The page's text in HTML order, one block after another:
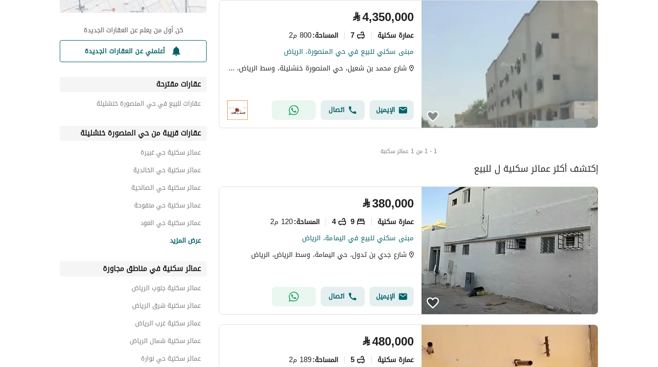
⃁4,350,000
عمارة سكنية 7 المساحة:800 م2
مبنى سكني للبيع في حي المنصورة، الرياض
شارع محمد بن شعيل، حي المنصورة خنشليلة، وسط الرياض، الرياض
الإيميل اتصال
1 - 1 من 1 عمائر سكنية
إكتشف أكثر عمائر سكنية ل للبيع
⃁380,000
عمارة سكنية 9
4 المساحة:120 م2
مبنى سكني للبيع في اليمامة، الرياض
شارع جدي بن تدول، حي اليمامة، وسط الرياض، الرياض
الإيميل اتصال
⃁480,000
عمارة سكنية 5 المساحة:189 م2
كن أول من يعلم عن العقارات الجديدة
أعلمني عن العقارات الجديدة
عقارات مقترحة
عقارات للبيع في حي المنصورة خنشليلة
عقارات قريبة من حي المنصورة خنشليلة
عمائر سكنية حي غبيرة
عمائر سكنية حي الخالدية
عمائر سكنية حي الصالحية
عمائر سكنية حي منفوحة
عمائر سكنية حي العود
عمائر سكنية حي المرقب
عمائر سكنية حي اليمامة
عمائر سكنية حي العزيزية
عرض المزيد
عمائر سكنية في مناطق مجاورة
عمائر سكنية جنوب الرياض
عمائر سكنية شرق الرياض
عمائر سكنية غرب الرياض
عمائر سكنية شمال الرياض
عمائر سكنية حي نوارة